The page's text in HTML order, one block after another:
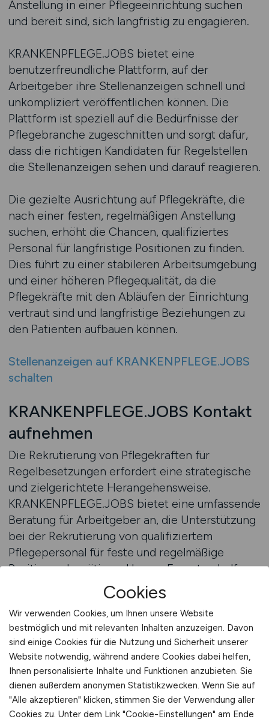
Anstellung in einer Pflegeeinrichtung suchen
und bereit sind, sich langfristig zu engagieren.
KRANKENPFLEGE.JOBS bietet eine
benutzerfreundliche Plattform, auf der
Arbeitgeber ihre Stellenanzeigen schnell und
unkompliziert veröffentlichen können. Die
Plattform ist speziell auf die Bedürfnisse der
Pflegebranche zugeschnitten und sorgt dafür,
dass die richtigen Kandidaten für Regelstellen
die Stellenanzeigen sehen und darauf reagieren.
Die gezielte Ausrichtung auf Pflegekräfte, die
nach einer festen, regelmäßigen Anstellung
suchen, erhöht die Chancen, qualifiziertes
Personal für langfristige Positionen zu finden.
Dies führt zu einer stabileren Arbeitsumgebung
und einer höheren Pflegequalität, da die
Pflegekräfte mit den Abläufen der Einrichtung
vertraut sind und langfristige Beziehungen zu
den Patienten aufbauen können.
Stellenanzeigen auf KRANKENPFLEGE.JOBS
schalten
KRANKENPFLEGE.JOBS Kontakt
aufnehmen
Die Rekrutierung von Pflegekräften für
Regelbesetzungen erfordert eine strategische
und zielgerichtete Herangehensweise.
KRANKENPFLEGE.JOBS bietet eine umfassende
Beratung für Arbeitgeber an, die Unterstützung
bei der Rekrutierung von qualifiziertem
Pflegepersonal für feste und regelmäßige
Positionen benötigen. Unsere Experten helfen
Ihnen dabei, Ihre Rekrutierungsstrategie zu
optimieren und Ihre Stellenanzeigen so zu
gestalten, dass Sie die richtigen Pflegekräfte für
Ihre Regelstellen gewinnen.
Unsere Beratung richtet sich an Arbeitgeber,
die gezielt Pflegepersonal für langfristige
Anstellungen suchen. Wir unterstützen Sie
dabei, Ihre Anzeigen so zu gestalten, dass Sie
Cookies
Wir verwenden Cookies, um Ihnen unsere Website
bestmöglich und mit relevanten Inhalten anzuzeigen. Davon
sind einige Cookies für die Nutzung und Sicherheit unserer
Website notwendig, während andere Cookies dabei helfen,
Ihnen personalisierte Inhalte und Funktionen anzubieten. Sie
dienen außerdem anonymen Statistikzwecken. Wenn Sie auf
"Alle akzeptieren" klicken, stimmen Sie der Verwendung aller
Cookies zu. Unter dem Link "Cookie-Einstellungen" am Ende